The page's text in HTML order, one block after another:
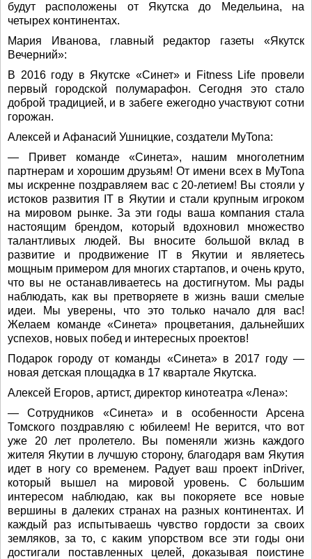
будут расположены от Якутска до Медельина, на
четырех континентах.
Мария Иванова, главный редактор газеты «Якутск
Вечерний»:
В 2016 году в Якутске «Синет» и Fitness Life провели
первый городской полумарафон. Сегодня это стало
доброй традицией, и в забеге ежегодно участвуют сотни
горожан.
Алексей и Афанасий Ушницкие, создатели MyTona:
— Привет команде «Синета», нашим многолетним
партнерам и хорошим друзьям! От имени всех в MyTona
мы искренне поздравляем вас с 20-летием! Вы стояли у
истоков развития IT в Якутии и стали крупным игроком
на мировом рынке. За эти годы ваша компания стала
настоящим брендом, который вдохновил множество
талантливых людей. Вы вносите большой вклад в
развитие и продвижение IT в Якутии и являетесь
мощным примером для многих стартапов, и очень круто,
что вы не останавливаетесь на достигнутом. Мы рады
наблюдать, как вы претворяете в жизнь ваши смелые
идеи. Мы уверены, что это только начало для вас!
Желаем команде «Синета» процветания, дальнейших
успехов, новых побед и интересных проектов!
Подарок городу от команды «Синета» в 2017 году —
новая детская площадка в 17 квартале Якутска.
Алексей Егоров, артист, директор кинотеатра «Лена»:
— Сотрудников «Синета» и в особенности Арсена
Томского поздравляю с юбилеем! Не верится, что вот
уже 20 лет пролетело. Вы поменяли жизнь каждого
жителя Якутии в лучшую сторону, благодаря вам Якутия
идет в ногу со временем. Радует ваш проект inDriver,
который вышел на мировой уровень. С большим
интересом наблюдаю, как вы покоряете все новые
вершины в далеких странах на разных континентах. И
каждый раз испытываешь чувство гордости за своих
земляков, за то, с каким упорством все эти годы они
достигали поставленных целей, доказывая поистине